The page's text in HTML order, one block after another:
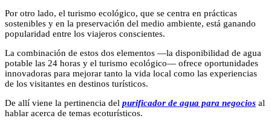
Por otro lado, el turismo ecológico, que se centra en prácticas
sostenibles y en la preservación del medio ambiente, está ganando
popularidad entre los viajeros conscientes.
La combinación de estos dos elementos —la disponibilidad de agua
potable las 24 horas y el turismo ecológico— ofrece oportunidades
innovadoras para mejorar tanto la vida local como las experiencias
de los visitantes en destinos turísticos.
De allí viene la pertinencia del purificador de agua para negocios al
hablar acerca de temas ecoturísticos.